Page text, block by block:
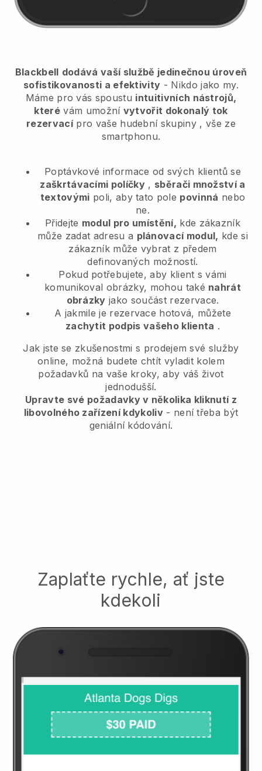
Blackbell dodává vaší službě jedinečnou úroveň
sofistikovanosti a efektivity - Nikdo jako my.
Máme pro vás spoustu intuitivních nástrojů,
které vám umožní vytvořit dokonalý tok
rezervací pro vaše hudební skupiny , vše ze
smartphonu.
Poptávkové informace od svých klientů se
zaškrtávacími políčky , sběrači množství a
textovými poli, aby tato pole povinná nebo
ne.
Přidejte modul pro umístění, kde zákazník
může zadat adresu a plánovací modul, kde si
zákazník může vybrat z předem
definovaných možností.
Pokud potřebujete, aby klient s vámi
komunikoval obrázky, mohou také nahrát
obrázky jako součást rezervace.
A jakmile je rezervace hotová, můžete
zachytit podpis vašeho klienta .
Jak jste se zkušenostmi s prodejem své služby
online, možná budete chtít vyladit kolem
požadavků na vaše kroky, aby váš život
jednodušší.
Upravte své požadavky v několika kliknutí z
libovolného zařízení kdykoliv- není třeba být
geniální kódování.
Zaplaťte rychle, ať jste
kdekoli